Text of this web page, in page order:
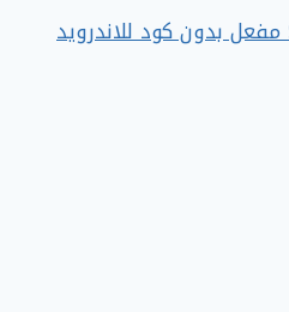
تحميل تطبيق SPEED TV مفعل بدون كود للاندرويد